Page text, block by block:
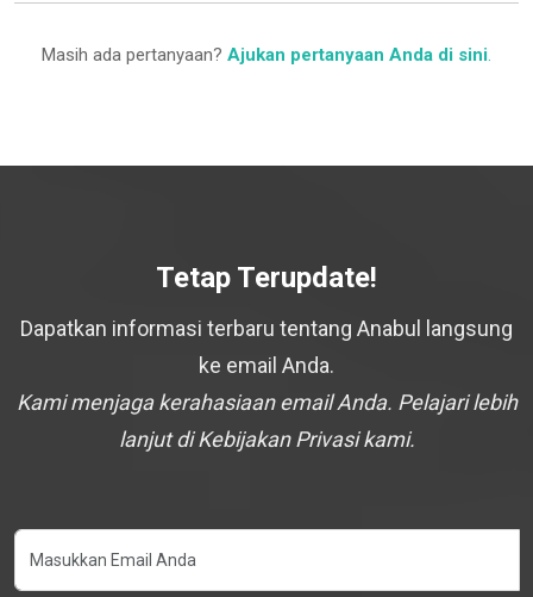
Masih ada pertanyaan? Ajukan pertanyaan Anda di sini.
Tetap Terupdate!
Dapatkan informasi terbaru tentang Anabul langsung
ke email Anda.
Kami menjaga kerahasiaan email Anda. Pelajari lebih
lanjut di Kebijakan Privasi kami.